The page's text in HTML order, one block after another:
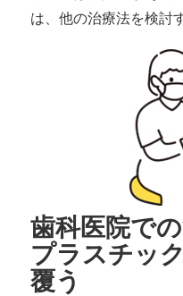
は、他の治療法を検討
歯科医院で
プラスチッ
覆う